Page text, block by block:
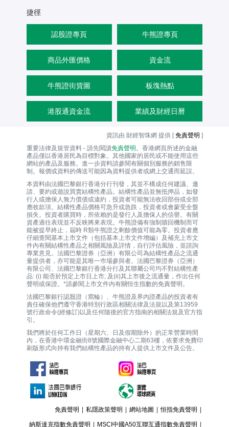
捷徑
認股證專頁 牛熊證專頁
商品外匯價格 資金流
牛熊證街貨圖 板塊熱點
港股通資金流 業績及財經日曆
資訊由 財經智珠網 提供 [免責聲明 ]
重要法律及規管資料 - 請先閱讀免責聲明 。香港網頁所述的金融
產品僅以香港居民為目標對象。其他國家的居民或不能使用這些
網站的產品及服務。進一步資料請參閱有關個別服務的銷售限
制。報價或資料的傳送可能因為資料提供者或網上交通而延誤。
本資料由法國巴黎銀行香港分行刊發，其並不構成任何建議、邀
請、要約或遊說買賣結構性產品。結構性產品並無抵押品，如發
行人或擔保人無力償債或違約，投資者可能無法收回部份或全部
應收款項。結構性產品價格可急升或急跌，投資者或會蒙受全盤
損失。投資者購買時，所依賴的是發行人及擔保人的信譽。有關
資產過往表現並不反映將來表現。牛熊證備有強制贖回機制而可
能被提早終止，屆時 R類牛熊證之剩餘價值可能為零。投資者應
仔細查閱基本上市文件（包括基本上市文件增編）及補充上市文
件內有關結構性產品之相關風險及詳情，自行評估風險，並諮詢
專業意見。法國巴黎證券（亞洲）有限公司為結構性產品之流通
量提供者，亦可能是其唯一巿場參與者。法國巴黎證券（亞洲）
有限公司、法國巴黎銀行香港分行及其聯屬公司均不對結構性產
品: (i) 能否於預定上市日上市; 及(ii)其上市後之流通量，作出任何
聲明或保證。*請參閱上市文件內有關恒生指數的免責聲明。
法國巴黎銀行認股證（窩輪）、牛熊證及界內證產品的投資者有
責任確保他們遵守香港特別行政區相關法律及法規以及第13959
號行政命令(經修訂)以及任何隨後的官方指南的相關法規及官方指
引。
我們將於任何工作日（星期六、日及假期除外）的正常營業時間
內，在香港中環金融街8號國際金融中心二期63樓，依要求免費印
刷版形式向持有我們結構性產品的持有人提供上市文件及公告。
免責聲明 私隱政策聲明 網站地圖 恒指免責聲明
納斯達克指數免責聲明 MSCI中國A50互聯互通指數免責聲明